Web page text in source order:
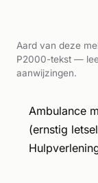
Aard van deze
P2000-tekst —
aanwijzingen.
Ambulance
(ernstig